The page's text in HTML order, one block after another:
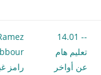
-- 14.01
تعليم هام
عن أواخر
رامز